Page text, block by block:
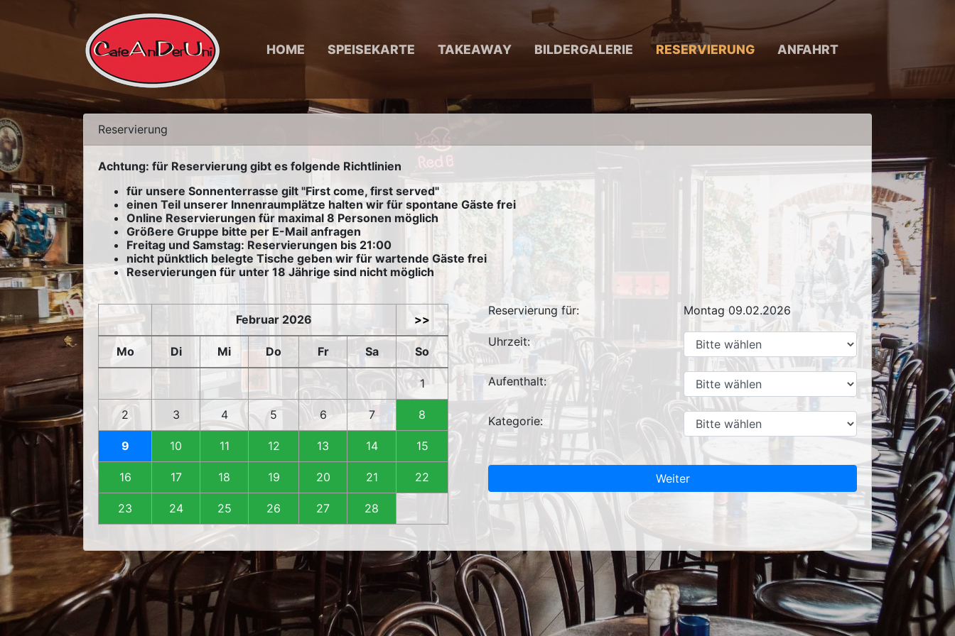
HOME SPEISEKARTE TAKEAWAY BILDERGALERIE RESERVIERUNG ANFAHRT
Reservierung
Achtung: für Reservierung gibt es folgende Richtlinien
für unsere Sonnenterrasse gilt "First come, first served"
einen Teil unserer Innenraumplätze halten wir für spontane Gäste frei
Online Reservierungen für maximal 8 Personen möglich
Größere Gruppe bitte per E-Mail anfragen
Freitag und Samstag: Reservierungen bis 21:00
nicht pünktlich belegte Tische geben wir für wartende Gäste frei
Reservierungen für unter 18 Jährige sind nicht möglich
Februar 2026 >>
Mo Di Mi Do Fr Sa So
1
2 3 4 5 6 7 8
9 10 11 12 13 14 15
16 17 18 19 20 21 22
23 24 25 26 27 28
Reservierung für: Montag 09.02.2026
Uhrzeit:
Aufenthalt:
Kategorie:
Weiter